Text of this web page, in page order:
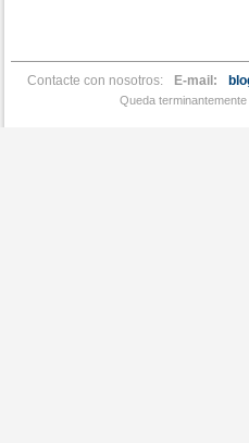
Contacte con nosotros: E-mail:
Queda